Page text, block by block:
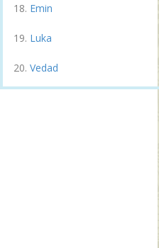
Emin
Luka
Vedad